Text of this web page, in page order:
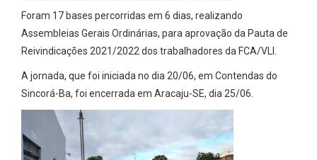
Foram 17 bases percorridas em 6 dias, realizando
Assembleias Gerais Ordinárias, para aprovação da Pauta de
Reivindicações 2021/2022 dos trabalhadores da FCA/VLI.
A jornada, que foi iniciada no dia 20/06, em Contendas do
Sincorá-Ba, foi encerrada em Aracaju-SE, dia 25/06.